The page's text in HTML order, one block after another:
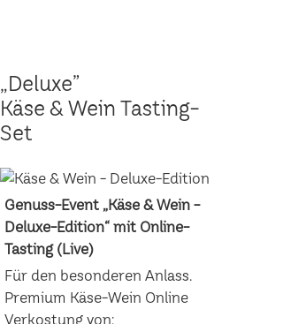
„Deluxe”
Käse & Wein Tasting-
Set
Genuss-Event „Käse & Wein -
Deluxe-Edition“ mit Online-
Tasting (Live)
Für den besonderen Anlass.
Premium Käse-Wein Online
Verkostung von: